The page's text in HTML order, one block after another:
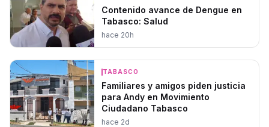
Contenido avance de Dengue en
Tabasco: Salud
hace 20h
TABASCO
Familiares y amigos piden justicia
para Andy en Movimiento
Ciudadano Tabasco
hace 2d